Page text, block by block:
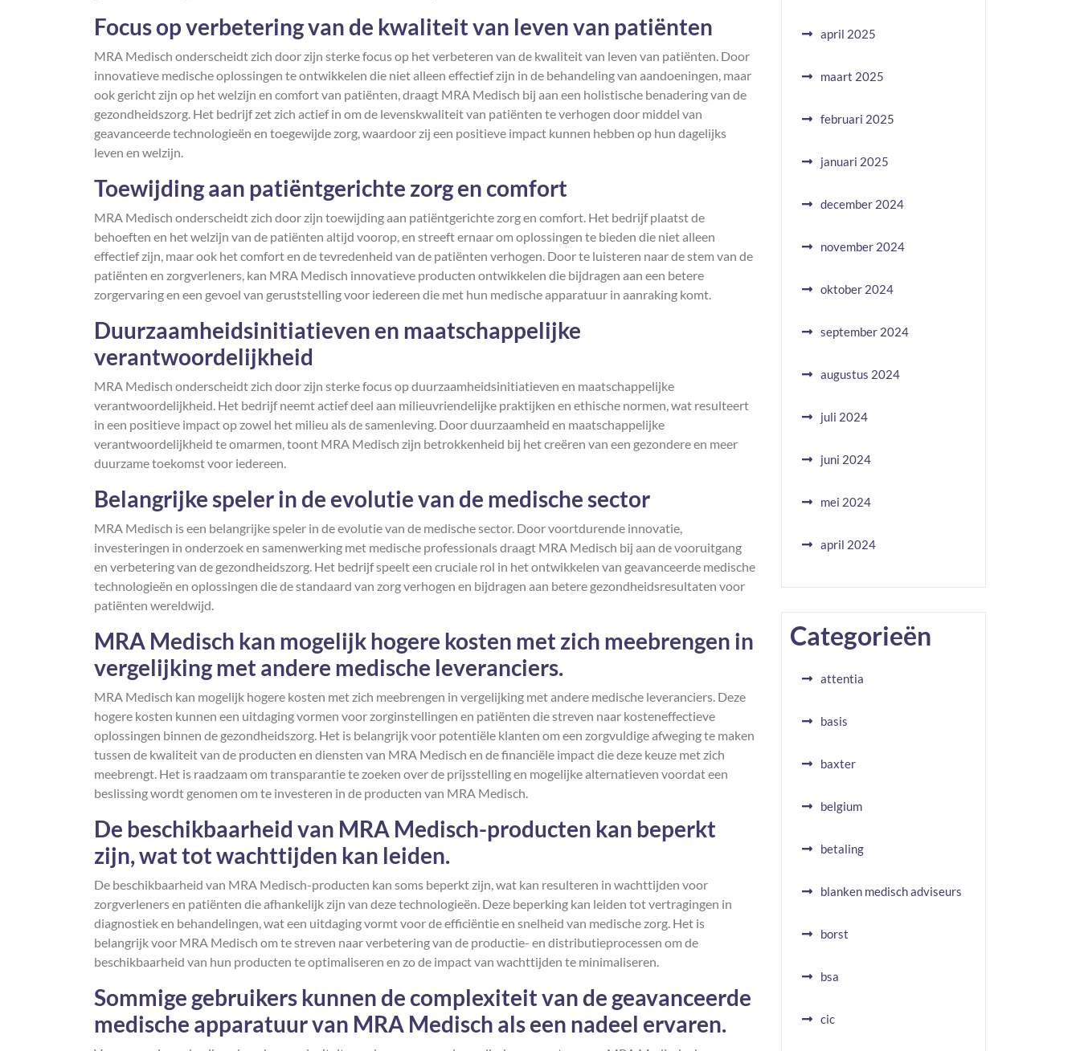
Focus op verbetering van de kwaliteit van leven van patiënten
MRA Medisch onderscheidt zich door zijn sterke focus op het verbeteren van de kwaliteit van leven van patiënten. Door
innovatieve medische oplossingen te ontwikkelen die niet alleen effectief zijn in de behandeling van aandoeningen, maar
ook gericht zijn op het welzijn en comfort van patiënten, draagt MRA Medisch bij aan een holistische benadering van de
gezondheidszorg. Het bedrijf zet zich actief in om de levenskwaliteit van patiënten te verhogen door middel van
geavanceerde technologieën en toegewijde zorg, waardoor zij een positieve impact kunnen hebben op hun dagelijks
leven en welzijn.
Toewijding aan patiëntgerichte zorg en comfort
MRA Medisch onderscheidt zich door zijn toewijding aan patiëntgerichte zorg en comfort. Het bedrijf plaatst de
behoeften en het welzijn van de patiënten altijd voorop, en streeft ernaar om oplossingen te bieden die niet alleen
effectief zijn, maar ook het comfort en de tevredenheid van de patiënten verhogen. Door te luisteren naar de stem van de
patiënten en zorgverleners, kan MRA Medisch innovatieve producten ontwikkelen die bijdragen aan een betere
zorgervaring en een gevoel van geruststelling voor iedereen die met hun medische apparatuur in aanraking komt.
Duurzaamheidsinitiatieven en maatschappelijke
verantwoordelijkheid
MRA Medisch onderscheidt zich door zijn sterke focus op duurzaamheidsinitiatieven en maatschappelijke
verantwoordelijkheid. Het bedrijf neemt actief deel aan milieuvriendelijke praktijken en ethische normen, wat resulteert
in een positieve impact op zowel het milieu als de samenleving. Door duurzaamheid en maatschappelijke
verantwoordelijkheid te omarmen, toont MRA Medisch zijn betrokkenheid bij het creëren van een gezondere en meer
duurzame toekomst voor iedereen.
Belangrijke speler in de evolutie van de medische sector
MRA Medisch is een belangrijke speler in de evolutie van de medische sector. Door voortdurende innovatie,
investeringen in onderzoek en samenwerking met medische professionals draagt MRA Medisch bij aan de vooruitgang
en verbetering van de gezondheidszorg. Het bedrijf speelt een cruciale rol in het ontwikkelen van geavanceerde medische
technologieën en oplossingen die de standaard van zorg verhogen en bijdragen aan betere gezondheidsresultaten voor
patiënten wereldwijd.
MRA Medisch kan mogelijk hogere kosten met zich meebrengen in
vergelijking met andere medische leveranciers.
MRA Medisch kan mogelijk hogere kosten met zich meebrengen in vergelijking met andere medische leveranciers. Deze
hogere kosten kunnen een uitdaging vormen voor zorginstellingen en patiënten die streven naar kosteneffectieve
oplossingen binnen de gezondheidszorg. Het is belangrijk voor potentiële klanten om een zorgvuldige afweging te maken
tussen de kwaliteit van de producten en diensten van MRA Medisch en de financiële impact die deze keuze met zich
meebrengt. Het is raadzaam om transparantie te zoeken over de prijsstelling en mogelijke alternatieven voordat een
beslissing wordt genomen om te investeren in de producten van MRA Medisch.
De beschikbaarheid van MRA Medisch-producten kan beperkt
zijn, wat tot wachttijden kan leiden.
De beschikbaarheid van MRA Medisch-producten kan soms beperkt zijn, wat kan resulteren in wachttijden voor
zorgverleners en patiënten die afhankelijk zijn van deze technologieën. Deze beperking kan leiden tot vertragingen in
diagnostiek en behandelingen, wat een uitdaging vormt voor de efficiëntie en snelheid van medische zorg. Het is
belangrijk voor MRA Medisch om te streven naar verbetering van de productie- en distributieprocessen om de
beschikbaarheid van hun producten te optimaliseren en zo de impact van wachttijden te minimaliseren.
Sommige gebruikers kunnen de complexiteit van de geavanceerde
medische apparatuur van MRA Medisch als een nadeel ervaren.
april 2025
maart 2025
februari 2025
januari 2025
december 2024
november 2024
oktober 2024
september 2024
augustus 2024
juli 2024
juni 2024
mei 2024
april 2024
Categorieën
attentia
basis
baxter
belgium
betaling
blanken medisch adviseurs
borst
bsa
cic